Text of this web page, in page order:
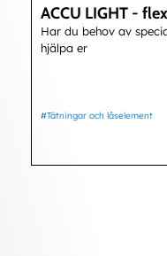
ACCU LIGHT -
Har du behov av
hjälpa er
#Tätningar och låselement